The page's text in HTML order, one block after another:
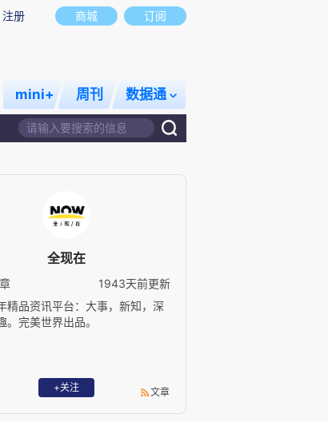
商城 订阅
注册
mini+ 周刊 数据通
全现在
1943天前更新
精品资讯平台：大事，新知，深
。完美世界出品。
+关注 文章